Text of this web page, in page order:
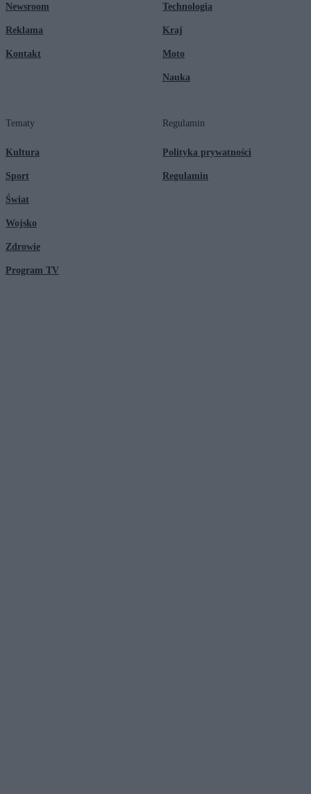
Newsroom
Reklama
Kontakt
Technologia
Kraj
Moto
Nauka
Tematy
Kultura
Sport
Świat
Wojsko
Zdrowie
Program TV
Regulamin
Polityka prywatności
Regulamin